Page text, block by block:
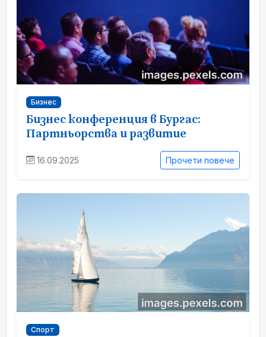
Бизнес
Бизнес конференция в Бургас:
Партньорства и развитие
16.09.2025 Прочети повече
Спорт